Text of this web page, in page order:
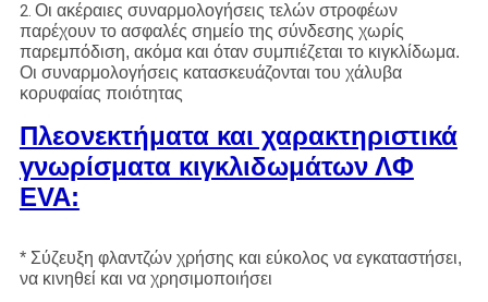
2. Οι ακέραιες συναρμολογήσεις τελών στροφέων
παρέχουν το ασφαλές σημείο της σύνδεσης χωρίς
παρεμπόδιση, ακόμα και όταν συμπιέζεται το κιγκλίδωμα.
Οι συναρμολογήσεις κατασκευάζονται του χάλυβα
κορυφαίας ποιότητας
Πλεονεκτήματα και χαρακτηριστικά
γνωρίσματα κιγκλιδωμάτων ΛΦ
EVA:
* Σύζευξη φλαντζών χρήσης και εύκολος να εγκαταστήσει,
να κινηθεί και να χρησιμοποιήσει